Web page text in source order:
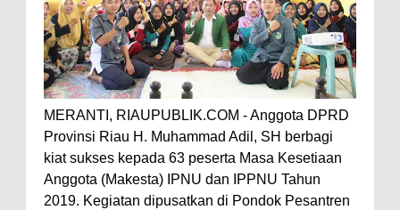
MERANTI, RIAUPUBLIK.COM - Anggota DPRD
Provinsi Riau H. Muhammad Adil, SH berbagi
kiat sukses kepada 63 peserta Masa Kesetiaan
Anggota (Makesta) IPNU dan IPPNU Tahun
2019. Kegiatan dipusatkan di Pondok Pesantren